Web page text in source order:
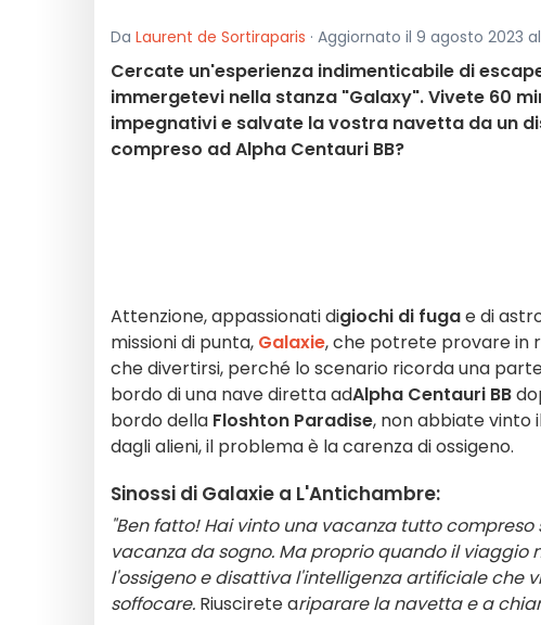
Da Laurent de Sortiraparis · Aggiornato il 9 agosto 2023
Cercate un'esperienza indimenticabile di
immergetevi nella stanza "Galaxy". Vivete 60
impegnativi e salvate la vostra navetta da un
compreso ad Alpha Centauri BB?
Attenzione, appassionati digiochi di fugae di
missioni di punta, Galaxie, che potrete provare in
che divertirsi, perché lo scenario ricorda una
bordo di una nave diretta adAlpha Centauri BB
bordo della Floshton Paradise, non abbiate vinto
dagli alieni, il problema è la carenza di ossigeno.
Sinossi di Galaxie a L'Antichambre:
"Ben fatto! Hai vinto una vacanza tutto
vacanza da sogno. Ma proprio quando il viaggio
l'ossigeno e disattiva l'intelligenza artificiale che
soffocare. Riuscirete ariparare la navetta e a